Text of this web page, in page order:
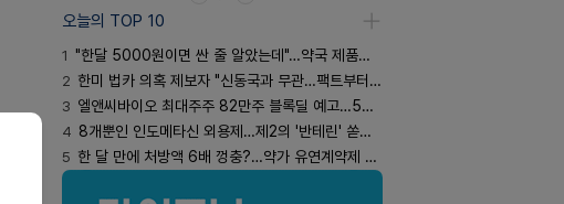
오늘의 TOP 10
1 "한달 5000원이면 싼 줄 알았는데"…약국 제품과 비교해보니
2 한미 법카 의혹 제보자 "신동국과 무관…팩트부터 따져야"
3 엘앤씨바이오 최대주주 82만주 블록딜 예고…500억 규모
4 8개뿐인 인도메타신 외용제…제2의 '반테린' 쏟아지나
5 한 달 만에 처방액 6배 껑충?…약가 유연계약제 착시효과